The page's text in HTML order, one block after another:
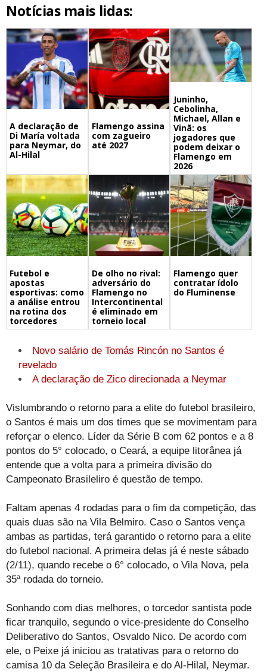
Notícias mais lidas:
A declaração de
Di María voltada
para Neymar, do
Al-Hilal
Flamengo assina
com zagueiro
até 2027
Juninho,
Cebolinha,
Michael, Allan e
Vinã: os
jogadores que
podem deixar o
Flamengo em
2026
Futebol e
apostas
esportivas: como
a análise entrou
na rotina dos
torcedores
De olho no rival:
adversário do
Flamengo no
Intercontinental
é eliminado em
torneio local
Flamengo quer
contratar ídolo
do Fluminense
Novo salário de Tomás Rincón no Santos é
revelado
A declaração de Zico direcionada a Neymar
Vislumbrando o retorno para a elite do futebol brasileiro,
o Santos é mais um dos times que se movimentam para
reforçar o elenco. Líder da Série B com 62 pontos e a 8
pontos do 5° colocado, o Ceará, a equipe litorânea já
entende que a volta para a primeira divisão do
Campeonato Brasileliro é questão de tempo.
Faltam apenas 4 rodadas para o fim da competição, das
quais duas são na Vila Belmiro. Caso o Santos vença
ambas as partidas, terá garantido o retorno para a elite
do futebol nacional. A primeira delas já é neste sábado
(2/11), quando recebe o 6° colocado, o Vila Nova, pela
35ª rodada do torneio.
Sonhando com dias melhores, o torcedor santista pode
ficar tranquilo, segundo o vice-presidente do Conselho
Deliberativo do Santos, Osvaldo Nico. De acordo com
ele, o Peixe já iniciou as tratativas para o retorno do
camisa 10 da Seleção Brasileira e do Al-Hilal, Neymar.